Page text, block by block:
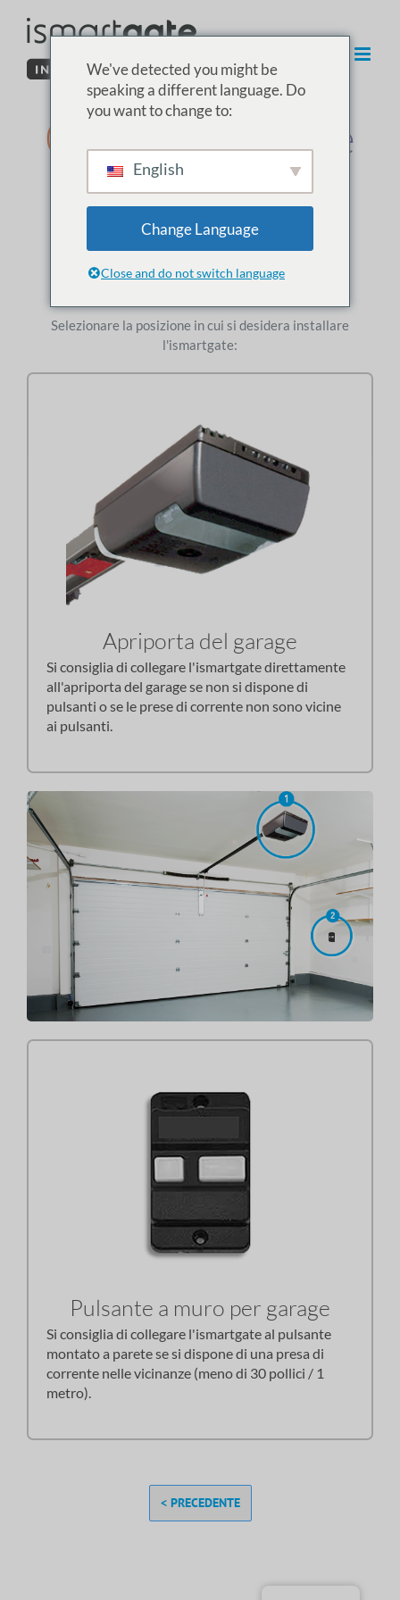
contenuto
03. Installazione
dell'ismartgate
nel garage
Selezionare la posizione in cui si desidera installare
l'ismartgate:
Apriporta del garage
Si consiglia di collegare l'ismartgate direttamente
all'apriporta del garage se non si dispone di
pulsanti o se le prese di corrente non sono vicine
ai pulsanti.
Pulsante a muro per garage
Si consiglia di collegare l'ismartgate al pulsante
montato a parete se si dispone di una presa di
corrente nelle vicinanze (meno di 30 pollici / 1
metro).
< PRECEDENTE
We've detected you might be
speaking a different language. Do
you want to change to:
English
Change Language
Close and do not switch language